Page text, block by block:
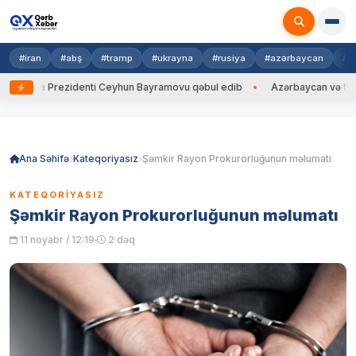
#iran #abş #tramp #ukrayna #rusiya #azərbaycan
Prezidenti Ceyhun Bayramovu qəbul edib Azərbaycan və
Ana Səhifə Kateqoriyasız Şəmkir Rayon Prokurorluğunun məlumatı
KATEQORIYASIZ
Şəmkir Rayon Prokurorluğunun məlumatı
11 noyabr / 12:19 2 dəq